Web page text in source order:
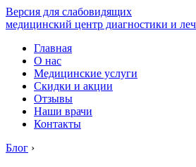
Версия для слабовидящих
медицинский центр диагностики и
Главная
О нас
Медицинские услуги
Скидки и акции
Отзывы
Наши врачи
Контакты
Блог ›